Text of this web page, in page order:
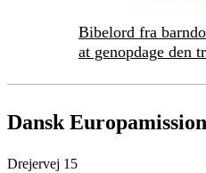
Bibelord fra
at genopdage den
Dansk Europamission
Drejervej 15